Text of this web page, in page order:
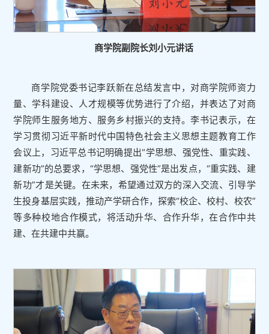
商学院副院长刘小元讲话
商学院党委书记李跃新在总结发言中，对商学院师资力
量、学科建设、人才规模等优势进行了介绍，并表达了对商
学院师生服务地方、服务乡村振兴的支持。李书记表示，在
学习贯彻习近平新时代中国特色社会主义思想主题教育工作
会议上，习近平总书记明确提出“学思想、强党性、重实践、
建新功”的总要求，“学思想、强党性”是出发点，“重实践、建
新功”才是关键。在未来，希望通过双方的深入交流、引导学
生投身基层实践，推动产学研合作，探索“校企、校村、校农”
等多种校地合作模式，将活动升华、合作升华，在合作中共
建、在共建中共赢。